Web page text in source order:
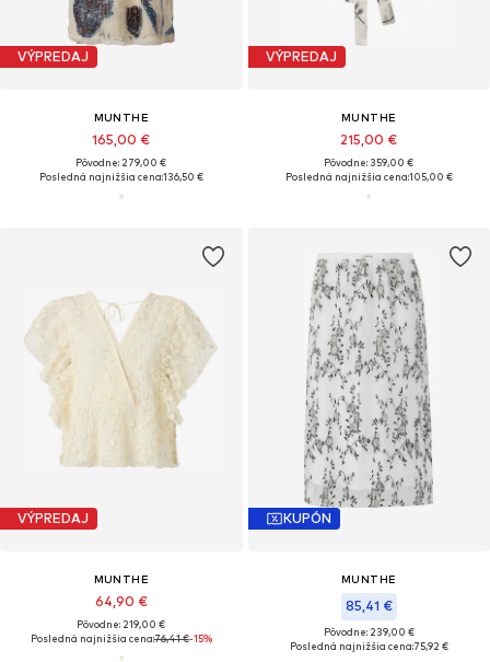
VÝPREDAJ
MUNTHE
165,00 €
Pôvodne: 279,00 €
Posledná najnižšia cena:136,50 €
VÝPREDAJ
MUNTHE
215,00 €
Pôvodne: 359,00 €
Posledná najnižšia cena:105,00 €
VÝPREDAJ
MUNTHE
64,90 €
Pôvodne: 219,00 €
Posledná najnižšia cena:76,41 €-15%
KUPÓN
MUNTHE
85,41 €
Pôvodne: 239,00 €
Posledná najnižšia cena:75,92 €